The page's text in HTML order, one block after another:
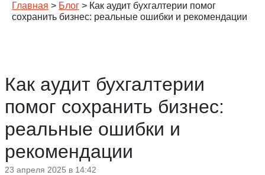
Главная > Блог > Как аудит бухгалтерии помог
сохранить бизнес: реальные ошибки и рекомендации
Как аудит бухгалтерии
помог сохранить бизнес:
реальные ошибки и
рекомендации
23 апреля 2025 в 14:42